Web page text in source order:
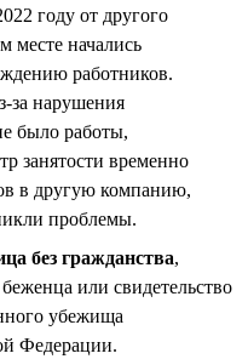
году от другого
месте начались
работников.
за нарушения
было работы,
занятости временно
в другую компанию,
проблемы.
без гражданства,
или свидетельство
убежища
Федерации.